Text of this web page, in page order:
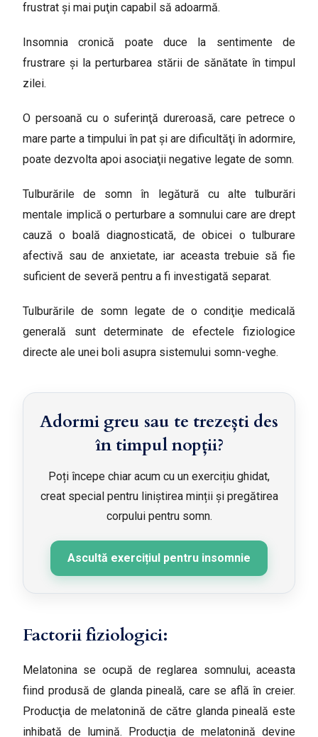
frustrat şi mai puţin capabil să adoarmă.
Insomnia cronică poate duce la sentimente de
frustrare şi la perturbarea stării de sănătate în timpul
zilei.
O persoană cu o suferinţă dureroasă, care petrece o
mare parte a timpului în pat şi are dificultăţi în adormire,
poate dezvolta apoi asociaţii negative legate de somn.
Tulburările de somn în legătură cu alte tulburări
mentale implică o perturbare a somnului care are drept
cauză o boală diagnosticată, de obicei o tulburare
afectivă sau de anxietate, iar aceasta trebuie să fie
suficient de severă pentru a fi investigată separat.
Tulburările de somn legate de o condiţie medicală
generală sunt determinate de efectele fiziologice
directe ale unei boli asupra sistemului somn-veghe.
Adormi greu sau te trezești des
în timpul nopții?
Poți începe chiar acum cu un exercițiu ghidat,
creat special pentru liniștirea minții și pregătirea
corpului pentru somn.
Ascultă exercițiul pentru insomnie
Factorii fiziologici:
Melatonina se ocupă de reglarea somnului, aceasta
fiind produsă de glanda pineală, care se află în creier.
Producţia de melatonină de către glanda pineală este
inhibată de lumină. Producţia de melatonină devine